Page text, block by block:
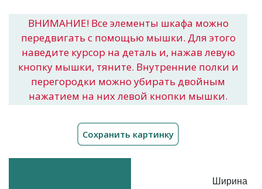
ВНИМАНИЕ! Все элементы шкафа можно
передвигать с помощью мышки. Для этого
наведите курсор на деталь и, нажав левую
кнопку мышки, тяните. Внутренние полки и
перегородки можно убирать двойным
нажатием на них левой кнопки мышки.
Ширина